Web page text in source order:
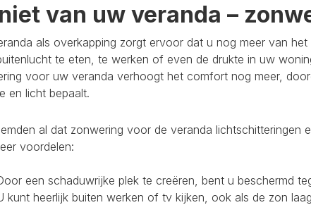
van uw veranda –
als overkapping zorgt ervoor dat u nog meer van
te eten, te werken of even de drukte in uw
voor uw veranda verhoogt het comfort nog meer,
en licht bepaalt.
al dat zonwering voor de veranda lichtschitteringen
voordelen:
een schaduwrijke plek te creëren, bent u beschermd
kunt heerlijk buiten werken of tv kijken, ook als de zon